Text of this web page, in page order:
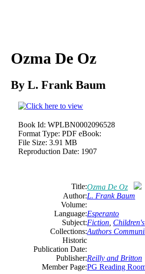
Ozma De Oz
By L. Frank Baum
Book Id: WPLBN0002096528
Format Type: PDF eBook:
File Size: 3.91 MB
Reproduction Date: 1907
Title:Ozma De Oz
Author:L. Frank Baum
Volume:
Language:Esperanto
Subject:Fiction
Collections:Authors
Historic
Publication Date:
Publisher:Reilly and Britton
Member Page:PG Reading